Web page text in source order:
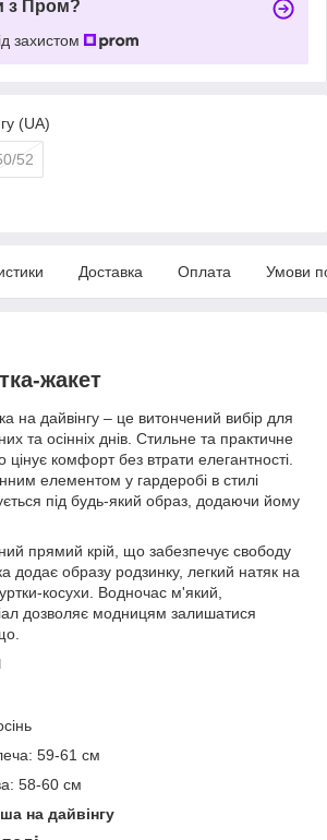
з Пром?
захистом
(UA)
52
Доставка Оплата Умови
жакет
на дайвінгу – це витончений вибір для
та осінніх днів. Стильне та практичне
цінує комфорт без втрати елегантності.
елементом у гардеробі в стилі
під будь-який образ, додаючи йому
прямий крій, що забезпечує свободу
додає образу родзинку, легкий натяк на
косухи. Водночас м'який,
дозволяє модницям залишатися
59-61 см
58-60 см
на дайвінгу